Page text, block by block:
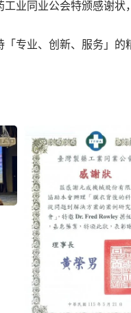
业同业公会特颁感谢
「专业、创新、服务」